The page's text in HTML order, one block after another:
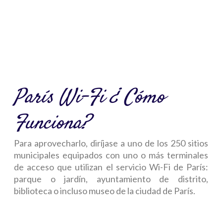
París Wi-Fi ¿ Cómo
Funciona?
Para aprovecharlo, diríjase a uno de los 250 sitios
municipales equipados con uno o más terminales
de acceso que utilizan el servicio Wi-Fi de París:
parque o jardín, ayuntamiento de distrito,
biblioteca o incluso museo de la ciudad de París.